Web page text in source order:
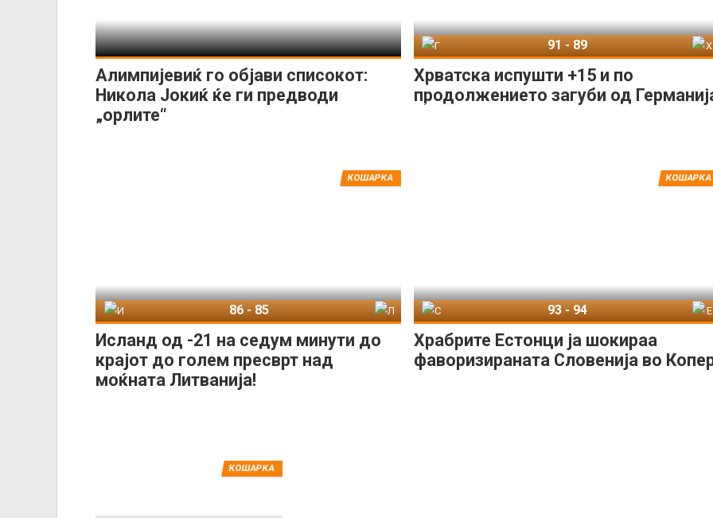
Алимпијевиќ го објави списокот:
Никола Јокиќ ќе ги предводи
„орлите“
Хрватска испушти +15 и по
продолжението загуби од
91-89
Исланд од -21 на седум минути до
крајот до голем пресврт над
моќната Литванија!
КОШАРКА
86-85
Храбрите Естонци ја шокираа
фаворизираната Словенија во
КОШАРКА
93-94
КОШАРКА